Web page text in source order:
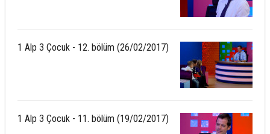
1 Alp 3 Çocuk - 12. bölüm (26/02/2017)
1 Alp 3 Çocuk - 11. bölüm (19/02/2017)